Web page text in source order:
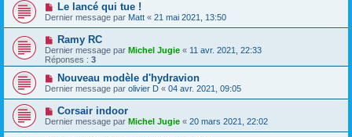
Le lancé qui tue !
Dernier message par Matt « 21 mai 2021, 13:50
Ramy RC
Dernier message par Michel Jugie « 11 avr. 2021, 22:33
Réponses : 3
Nouveau modèle d'hydravion
Dernier message par olivier D « 04 avr. 2021, 09:05
Corsair indoor
Dernier message par Michel Jugie « 20 mars 2021, 22:02